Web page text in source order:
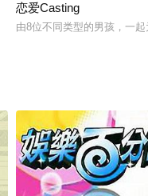
15年后再次合体，他们必须
恋爱Casting
由8位不同类型的男孩，一